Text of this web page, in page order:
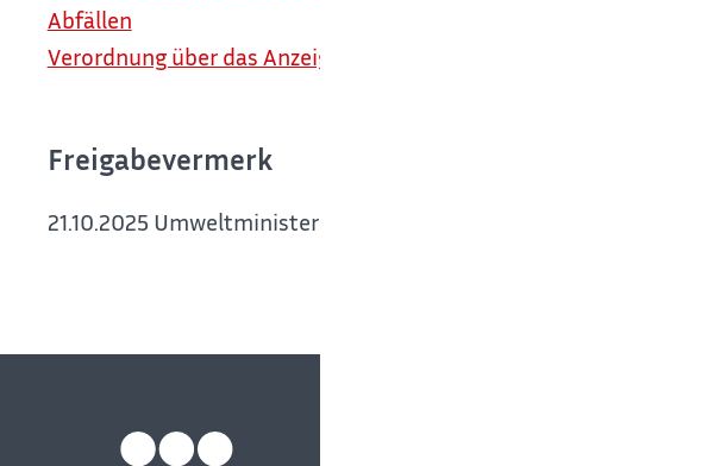
Abfällen
Verordnung über das Anzeige- und Erlaubnisverfahren für
Freigabevermerk
21.10.2025 Umweltministerium Baden-Württemberg